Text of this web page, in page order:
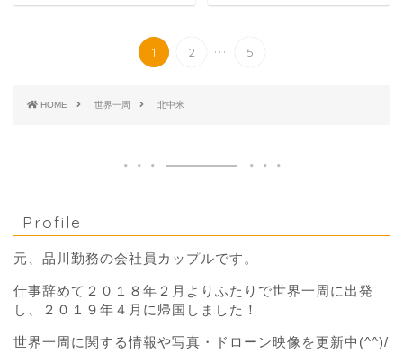
1 2 ... 5
HOME 世界一周 北中米
Profile
元、品川勤務の会社員カップルです。
仕事辞めて２０１８年２月よりふたりで世界一周に出発
し、２０１９年４月に帰国しました！
世界一周に関する情報や写真・ドローン映像を更新中(^^)/